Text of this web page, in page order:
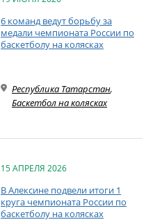
6 команд ведут борьбу за
медали чемпионата России по
баскетболу на колясках
Республика Татарстан,
Баскетбол на колясках
15 АПРЕЛЯ 2026
В Алексине подвели итоги 1
круга чемпионата России по
баскетболу на колясках